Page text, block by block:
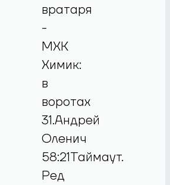
вратаря
-
МХК
Химик:
в
воротах
31.Андрей
Оленич
58:21Таймаут.
Ред